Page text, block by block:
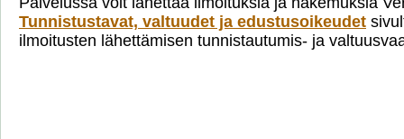
Tunnistustavat, valtuudet ja edustusoikeudet
ilmoitusten lähettämisen tunnistautumis- ja